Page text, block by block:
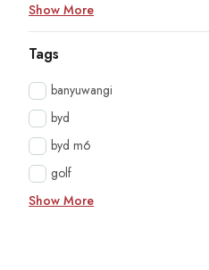
Show More
Tags
banyuwangi
byd
byd m6
golf
Show More